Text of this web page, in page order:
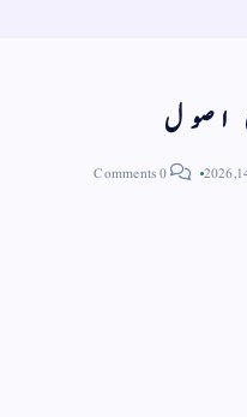
اصول